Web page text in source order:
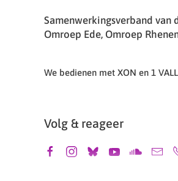
Samenwerkingsverband
Omroep Ede, Omroep
We bedienen met XON en 1
Volg & reageer